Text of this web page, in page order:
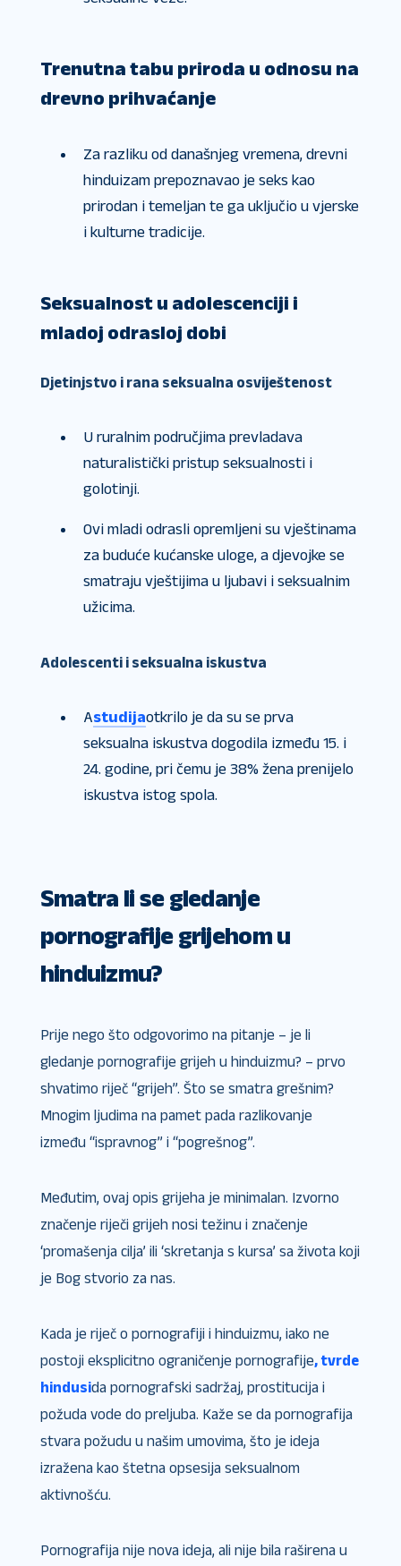
Trenutna tabu priroda u odnosu na
drevno prihvaćanje
Za razliku od današnjeg vremena, drevni
hinduizam prepoznavao je seks kao
prirodan i temeljan te ga uključio u vjerske
i kulturne tradicije.
Seksualnost u adolescenciji i
mladoj odrasloj dobi
Djetinjstvo i rana seksualna osviještenost
U ruralnim područjima prevladava
naturalistički pristup seksualnosti i
golotinji.
Ovi mladi odrasli opremljeni su vještinama
za buduće kućanske uloge, a djevojke se
smatraju vještijima u ljubavi i seksualnim
užicima.
Adolescenti i seksualna iskustva
Astudijaotkrilo je da su se prva
seksualna iskustva dogodila između 15. i
24. godine, pri čemu je 38% žena prenijelo
iskustva istog spola.
Smatra li se gledanje
pornografije grijehom u
hinduizmu?
Prije nego što odgovorimo na pitanje – je li
gledanje pornografije grijeh u hinduizmu? – prvo
shvatimo riječ “grijeh”. Što se smatra grešnim?
Mnogim ljudima na pamet pada razlikovanje
između “ispravnog” i “pogrešnog”.
Međutim, ovaj opis grijeha je minimalan. Izvorno
značenje riječi grijeh nosi težinu i značenje
‘promašenja cilja’ ili ‘skretanja s kursa’ sa života koji
je Bog stvorio za nas.
Kada je riječ o pornografiji i hinduizmu, iako ne
postoji eksplicitno ograničenje pornografije, tvrde
hindusida pornografski sadržaj, prostitucija i
požuda vode do preljuba. Kaže se da pornografija
stvara požudu u našim umovima, što je ideja
izražena kao štetna opsesija seksualnom
aktivnošću.
Pornografija nije nova ideja, ali nije bila raširena u